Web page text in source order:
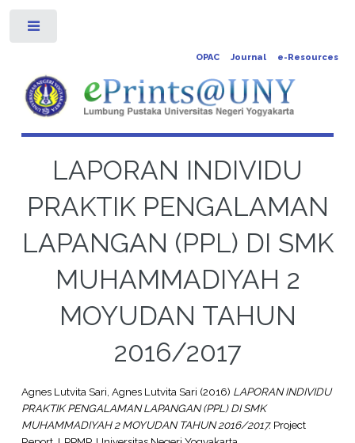
OPAC Journal e-Resources
LAPORAN INDIVIDU
PRAKTIK PENGALAMAN
LAPANGAN (PPL) DI SMK
MUHAMMADIYAH 2
MOYUDAN TAHUN
2016/2017
Agnes Lutvita Sari, Agnes Lutvita Sari (2016) LAPORAN INDIVIDU
PRAKTIK PENGALAMAN LAPANGAN (PPL) DI SMK
MUHAMMADIYAH 2 MOYUDAN TAHUN 2016/2017.Project